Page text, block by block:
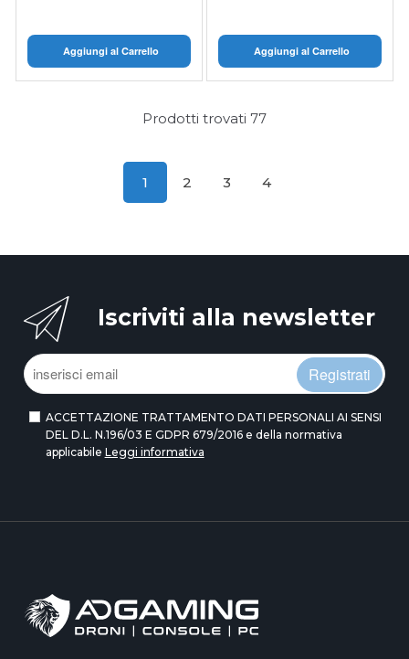
Aggiungi al Carrello Aggiungi al Carrello
Prodotti trovati 77
1 2 3 4
Iscriviti alla newsletter
Registrati
ACCETTAZIONE TRATTAMENTO DATI PERSONALI AI SENSI
DEL D.L. N.196/03 E GDPR 679/2016 e della normativa
applicabile Leggi informativa